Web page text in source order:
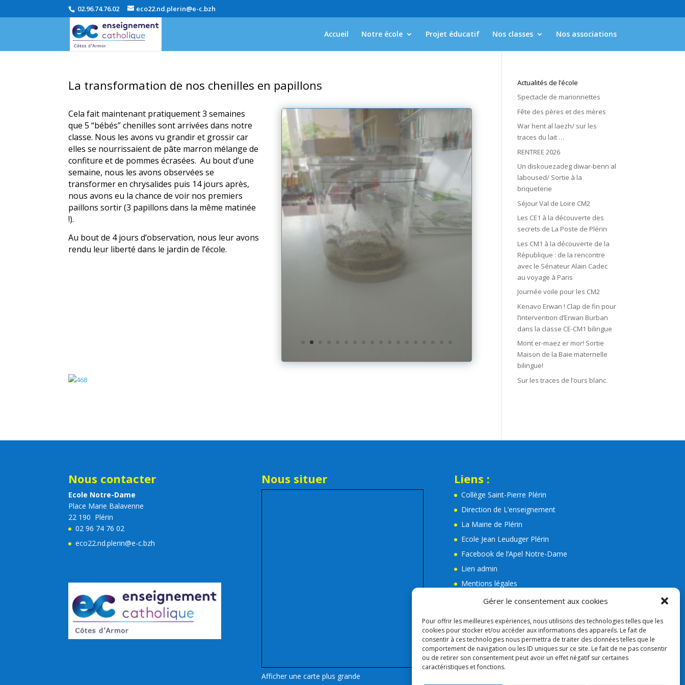
Gérer le consentement aux cookies
Pour offrir les meilleures expériences, nous utilisons des technologies telles que les
cookies pour stocker et/ou accéder aux informations des appareils. Le fait de
consentir à ces technologies nous permettra de traiter des données telles que le
comportement de navigation ou les ID uniques sur ce site. Le fait de ne pas consentir
ou de retirer son consentement peut avoir un effet négatif sur certaines
caractéristiques et fonctions.
02.96.74.76.02 eco22.nd.plerin@e-c.bzh
Accueil Notre école Projet éducatif Nos classes Nos associations
La transformation de nos chenilles en papillons
Cela fait maintenant pratiquement 3 semaines
que 5 “bébés” chenilles sont arrivées dans notre
classe. Nous les avons vu grandir et grossir car
elles se nourrissaient de pâte marron mélange de
confiture et de pommes écrasées. Au bout d’une
semaine, nous les avons observées se
transformer en chrysalides puis 14 jours après,
nous avons eu la chance de voir nos premiers
paillons sortir (3 papillons dans la même matinée
!).
Au bout de 4 jours d’observation, nous leur avons
rendu leur liberté dans le jardin de l’école.
Actualités de l’école
Spectacle de marionnettes
Fête des pères et des mères
War hent al laezh/ sur les
traces du lait …
RENTREE 2026
Un diskouezadeg diwar-benn al
laboused/ Sortie à la
briqueterie
Séjour Val de Loire CM2
Les CE1 à la découverte des
secrets de La Poste de Plérin
Les CM1 à la découverte de la
République : de la rencontre
avec le Sénateur Alain Cadec
au voyage à Paris
Journée voile pour les CM2
Kenavo Erwan ! Clap de fin pour
l’intervention d’Erwan Burban
dans la classe CE-CM1 bilingue
Mont er-maez er mor! Sortie
Maison de la Baie maternelle
bilingue!
Sur les traces de l’ours blanc.
Nous contacter
Ecole Notre-Dame
Place Marie Balavenne
22 190 Plérin
02 96 74 76 02
eco22.nd.plerin@e-c.bzh
Nous situer
Afficher une carte plus grande
Liens :
Collège Saint-Pierre Plérin
Direction de L’enseignement
La Mairie de Plérin
Ecole Jean Leuduger Plérin
Facebook de l’Apel Notre-Dame
Lien admin
Mentions légales
Nos partenaires
APEL